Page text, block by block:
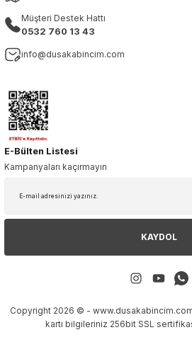
Müşteri Destek Hattı
0532 760 13 43
info@dusakabincim.com
E-Bülten Listesi
Kampanyaları kaçırmayın
KAYDOL
Copyright 2026 © - www.dusakabincim.com
kartı bilgileriniz 256bit SSL